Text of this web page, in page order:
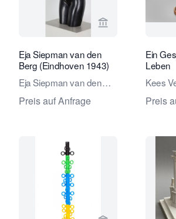
Verkaeuferseite
Eja Siepman van den
Berg (Eindhoven 1943)
Eja Siepman van den
Berg
Preis auf Anfrage
Ein
Leben
Kees
Preis